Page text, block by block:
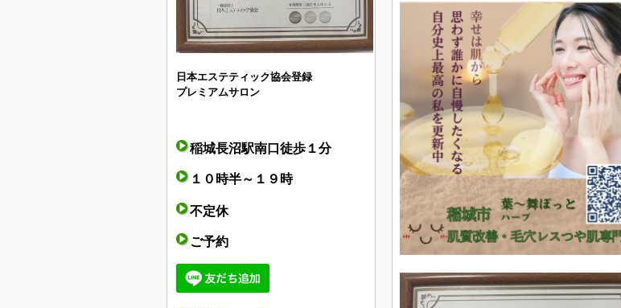
日本エステティック協会登録
プレミアムサロン
稲城長沼駅南口徒歩１分
１０時半～１９時
不定休
ご予約